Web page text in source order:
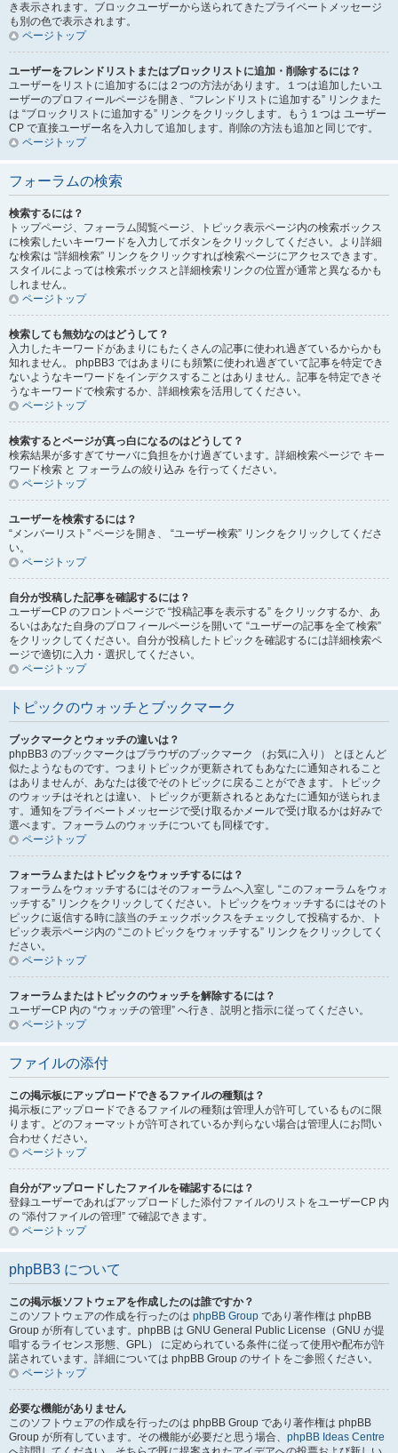
き表示されます。ブロックユーザーから送られてきたプライベートメッセージ
も別の色で表示されます。
ページトップ
ユーザーをフレンドリストまたはブロックリストに追加・削除するには？
ユーザーをリストに追加するには２つの方法があります。１つは追加したいユ
ーザーのプロフィールページを開き、“フレンドリストに追加する” リンクまた
は “ブロックリストに追加する” リンクをクリックします。もう１つは ユーザー
CP で直接ユーザー名を入力して追加します。削除の方法も追加と同じです。
ページトップ
フォーラムの検索
検索するには？
トップページ、フォーラム閲覧ページ、トピック表示ページ内の検索ボックス
に検索したいキーワードを入力してボタンをクリックしてください。より詳細
な検索は “詳細検索” リンクをクリックすれば検索ページにアクセスできます。
スタイルによっては検索ボックスと詳細検索リンクの位置が通常と異なるかも
しれません。
ページトップ
検索しても無効なのはどうして？
入力したキーワードがあまりにもたくさんの記事に使われ過ぎているからかも
知れません。 phpBB3 ではあまりにも頻繁に使われ過ぎていて記事を特定でき
ないようなキーワードをインデクスすることはありません。記事を特定できそ
うなキーワードで検索するか、詳細検索を活用してください。
ページトップ
検索するとページが真っ白になるのはどうして？
検索結果が多すぎてサーバに負担をかけ過ぎています。詳細検索ページで キー
ワード検索 と フォーラムの絞り込み を行ってください。
ページトップ
ユーザーを検索するには？
“メンバーリスト” ページを開き、 “ユーザー検索” リンクをクリックしてくださ
い。
ページトップ
自分が投稿した記事を確認するには？
ユーザーCP のフロントページで “投稿記事を表示する” をクリックするか、あ
るいはあなた自身のプロフィールページを開いて “ユーザーの記事を全て検索”
をクリックしてください。自分が投稿したトピックを確認するには詳細検索ペ
ージで適切に入力・選択してください。
ページトップ
トピックのウォッチとブックマーク
ブックマークとウォッチの違いは？
phpBB3 のブックマークはブラウザのブックマーク （お気に入り） とほとんど
似たようなものです。つまりトピックが更新されてもあなたに通知されること
はありませんが、あなたは後でそのトピックに戻ることができます。トピック
のウォッチはそれとは違い、トピックが更新されるとあなたに通知が送られま
す。通知をプライベートメッセージで受け取るかメールで受け取るかは好みで
選べます。フォーラムのウォッチについても同様です。
ページトップ
フォーラムまたはトピックをウォッチするには？
フォーラムをウォッチするにはそのフォーラムへ入室し “このフォーラムをウォ
ッチする” リンクをクリックしてください。トピックをウォッチするにはそのト
ピックに返信する時に該当のチェックボックスをチェックして投稿するか、ト
ピック表示ページ内の “このトピックをウォッチする” リンクをクリックしてく
ださい。
ページトップ
フォーラムまたはトピックのウォッチを解除するには？
ユーザーCP 内の “ウォッチの管理” へ行き、説明と指示に従ってください。
ページトップ
ファイルの添付
この掲示板にアップロードできるファイルの種類は？
掲示板にアップロードできるファイルの種類は管理人が許可しているものに限
ります。どのフォーマットが許可されているか判らない場合は管理人にお問い
合わせください。
ページトップ
自分がアップロードしたファイルを確認するには？
登録ユーザーであればアップロードした添付ファイルのリストをユーザーCP 内
の “添付ファイルの管理” で確認できます。
ページトップ
phpBB3 について
この掲示板ソフトウェアを作成したのは誰ですか？
このソフトウェアの作成を行ったのは phpBB Group であり著作権は phpBB
Group が所有しています。phpBB は GNU General Public License（GNU が提
唱するライセンス形態、GPL） に定められている条件に従って使用や配布が許
諾されています。詳細については phpBB Group のサイトをご参照ください。
ページトップ
必要な機能がありません
このソフトウェアの作成を行ったのは phpBB Group であり著作権は phpBB
Group が所有しています。その機能が必要だと思う場合、 phpBB Ideas Centre